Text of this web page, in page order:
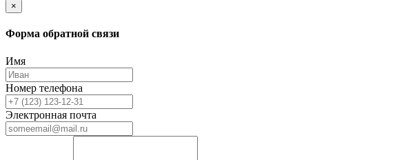
×
Форма обратной связи
Имя
Номер телефона
Электронная почта